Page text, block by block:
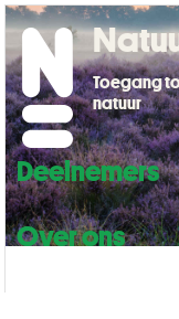
Deelnemers
Over ons
Toegang
natuur